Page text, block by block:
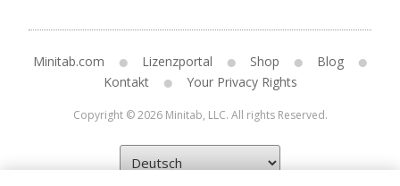
Minitab.com Lizenzportal Shop
Blog
Kontakt
Your Privacy Rights
Copyright © 2026 Minitab, LLC. All rights Reserved.